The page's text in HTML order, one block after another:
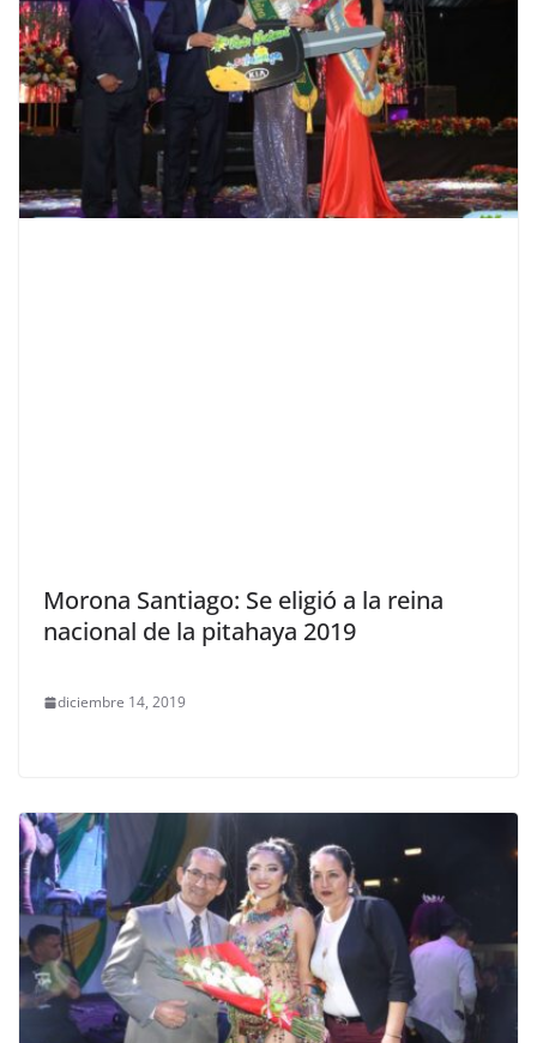
Morona Santiago: Se eligió a la reina
nacional de la pitahaya 2019
diciembre 14, 2019